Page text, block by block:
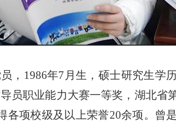
， 1986年7 月生，硕士研究生学
员职业能力大赛一等奖，湖北省
各项校级及以上荣誉20余项。曾